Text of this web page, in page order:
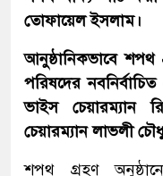
তোফায়েল ইসলাম।
আনুষ্ঠানিকভাবে
পরিষদের
ভাইস চেয়ারম্যান
চেয়ারম্যান লাভলী
শপথ গ্রহণ